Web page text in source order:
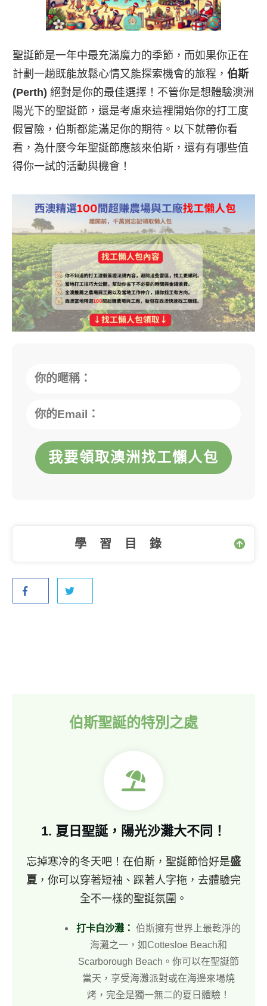
聖誕節是一年中最充滿魔力的季節，而如果你正在
計劃一趟既能放鬆心情又能探索機會的旅程， 伯斯
(Perth) 絕對是你的最佳選擇！不管你是想體驗澳洲
陽光下的聖誕節，還是考慮來這裡開始你的打工度
假冒險，伯斯都能滿足你的期待。以下就帶你看
看，為什麼今年聖誕節應該來伯斯，還有有哪些值
得你一試的活動與機會！
我要領取澳洲找工懶人包
學習目錄
伯斯聖誕的特別之處
1. 夏日聖誕，陽光沙灘大不同！
忘掉寒冷的冬天吧！在伯斯，聖誕節恰好是盛
夏 ，你可以穿著短袖、踩著人字拖，去體驗完
全不一樣的聖誕氛圍。
打卡白沙灘： 伯斯擁有世界上最乾淨的
海灘之一，如Cottesloe Beach和
Scarborough Beach。你可以在聖誕節
當天，享受海灘派對或在海邊來場燒
烤，完全是獨一無二的夏日體驗！